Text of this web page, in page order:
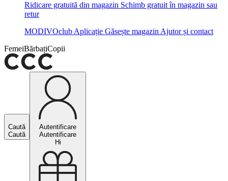
Ridicare gratuită din magazin Schimb gratuit în magazin sau
retur
MODIVOclub Aplicație Găsește magazin Ajutor și contact
FemeiBărbațiCopii
Caută
Caută
Autentificare
Autentificare
Hi